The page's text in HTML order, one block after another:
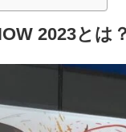
2023とは